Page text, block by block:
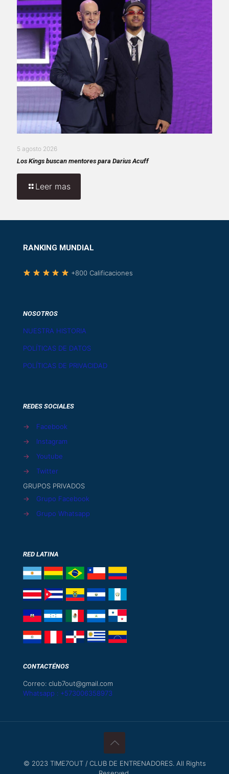
5 agosto 2026
Los Kings buscan mentores para Darius Acuff
Leer mas
RANKING MUNDIAL
+800 Calificaciones
NOSOTROS
NUESTRA HISTORIA
POLÍTICAS DE DATOS
POLÍTICAS DE PRIVACIDAD
REDES SOCIALES
→
Facebook
→
Instagram
→
Youtube
→
Twitter
GRUPOS PRIVADOS
→
Grupo Facebook
→
Grupo Whatsapp
RED LATINA
CONTACTÉNOS
Correo: club7out@gmail.com
Whatsapp : +573006358973
© 2023 TIME7OUT / CLUB DE ENTRENADORES. All Rights